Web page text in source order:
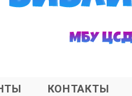
КОНТАКТЫ